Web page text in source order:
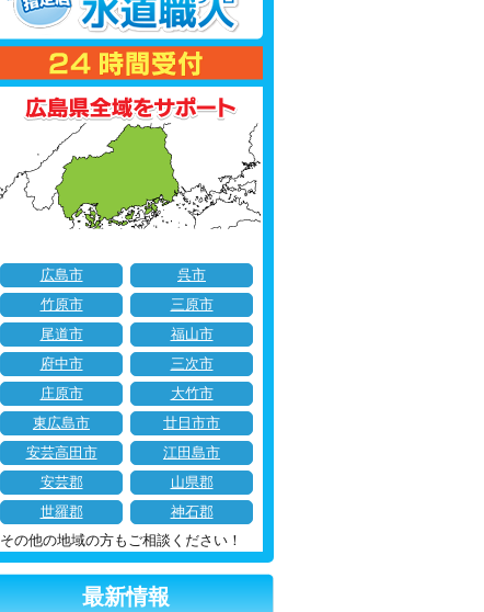
広島市
呉市
竹原市
三原市
尾道市
福山市
府中市
三次市
庄原市
大竹市
東広島市
廿日市市
安芸高田市
江田島市
安芸郡
山県郡
世羅郡
神石郡
その他の地域の方もご相談ください！
最新情報